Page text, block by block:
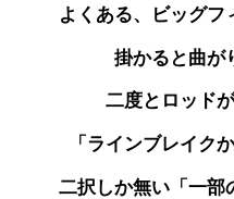
よくある、ビッグ
掛かると曲が
二度とロッドが
「ラインブレイク
二択しか無い「一部